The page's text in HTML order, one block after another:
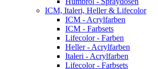
ICM, Italeri, Heller & Lifecolor
ICM - Acrylfarben
ICM - Farbsets
Lifecolor - Farben
Heller - Acrylfarben
Italeri - Acrylfarben
Lifecolor - Farbsets